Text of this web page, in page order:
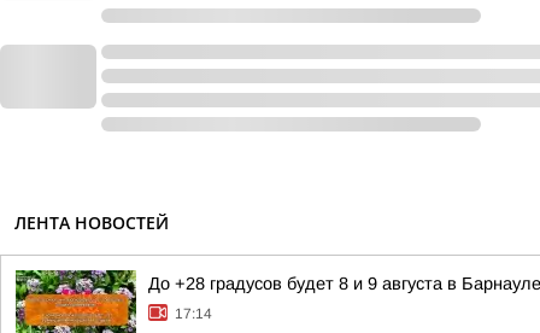
ЛЕНТА НОВОСТЕЙ
До +28 градусов будет 8 и 9 августа в
17:14